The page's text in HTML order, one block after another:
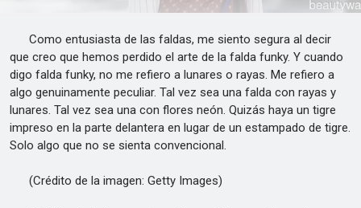
Como entusiasta de las faldas, me siento segura al decir
que creo que hemos perdido el arte de la falda funky. Y cuando
digo falda funky, no me refiero a lunares o rayas. Me refiero a
algo genuinamente peculiar. Tal vez sea una falda con rayas y
lunares. Tal vez sea una con flores neón. Quizás haya un tigre
impreso en la parte delantera en lugar de un estampado de tigre.
Solo algo que no se sienta convencional.
(Crédito de la imagen: Getty Images)